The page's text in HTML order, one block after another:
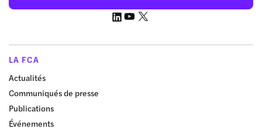
LA FCA
Actualités
Communiqués de presse
Publications
Événements